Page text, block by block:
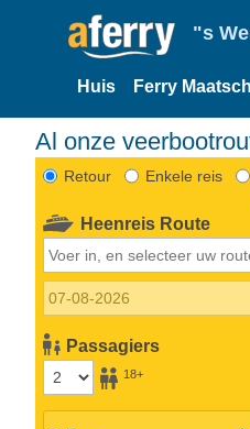
"s
Huis Ferry
Al onze
Retour Enkele reis
Heenreis Route
Passagiers
18+